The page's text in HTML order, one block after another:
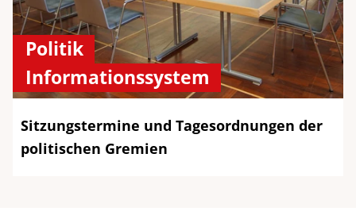
Politik
Informationssystem
Sitzungstermine und Tagesordnungen der
politischen Gremien